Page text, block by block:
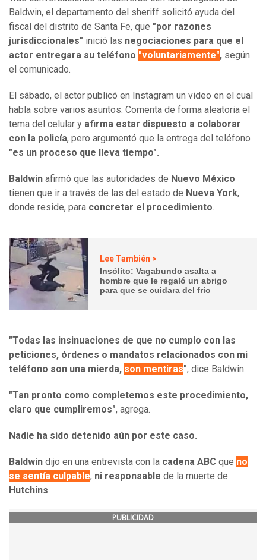
Baldwin, el departamento del sheriff solicitó ayuda del
fiscal del distrito de Santa Fe, que "por razones
jurisdiccionales" inició las negociaciones para que el
actor entregara su teléfono "voluntariamente", según
el comunicado.
El sábado, el actor publicó en Instagram un video en el cual
habla sobre varios asuntos. Comenta de forma aleatoria el
tema del celular y afirma estar dispuesto a colaborar
con la policía, pero argumentó que la entrega del teléfono
"es un proceso que lleva tiempo".
Baldwin afirmó que las autoridades de Nuevo México
tienen que ir a través de las del estado de Nueva York,
donde reside, para concretar el procedimiento.
Lee También >
Insólito: Vagabundo asalta a
hombre que le regaló un abrigo
para que se cuidara del frío
"Todas las insinuaciones de que no cumplo con las
peticiones, órdenes o mandatos relacionados con mi
teléfono son una mierda, son mentiras", dice Baldwin.
"Tan pronto como completemos este procedimiento,
claro que cumpliremos", agrega.
Nadie ha sido detenido aún por este caso.
Baldwin dijo en una entrevista con la cadena ABC que no
se sentía culpable, ni responsable de la muerte de
Hutchins.
PUBLICIDAD